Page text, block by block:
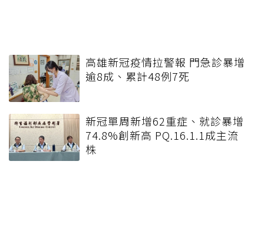
高雄新冠疫情拉警報 門急診暴增
逾8成、累計48例7死
新冠單周新增62重症、就診暴增
74.8%創新高 PQ.16.1.1成主流
株